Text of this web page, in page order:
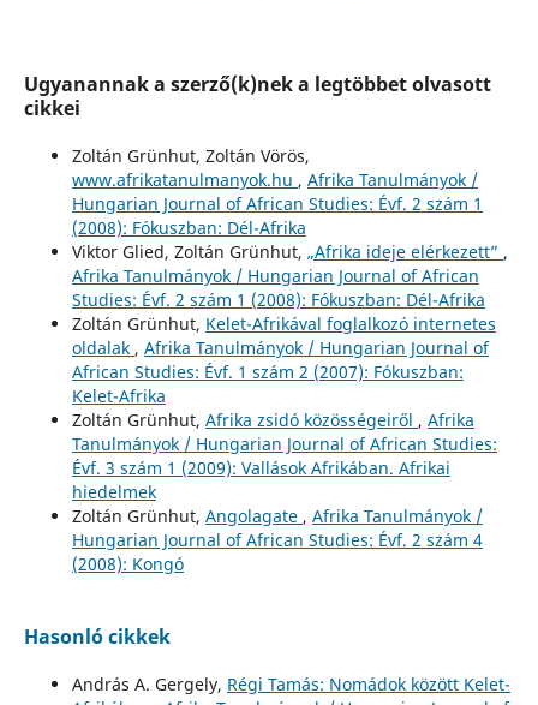
Ugyanannak a szerző(k)nek a legtöbbet olvasott
cikkei
Zoltán Grünhut, Zoltán Vörös,
www.afrikatanulmanyok.hu , Afrika Tanulmányok /
Hungarian Journal of African Studies: Évf. 2 szám 1
(2008): Fókuszban: Dél-Afrika
Viktor Glied, Zoltán Grünhut, „Afrika ideje elérkezett” ,
Afrika Tanulmányok / Hungarian Journal of African
Studies: Évf. 2 szám 1 (2008): Fókuszban: Dél-Afrika
Zoltán Grünhut, Kelet-Afrikával foglalkozó internetes
oldalak , Afrika Tanulmányok / Hungarian Journal of
African Studies: Évf. 1 szám 2 (2007): Fókuszban:
Kelet-Afrika
Zoltán Grünhut, Afrika zsidó közösségeiről , Afrika
Tanulmányok / Hungarian Journal of African Studies:
Évf. 3 szám 1 (2009): Vallások Afrikában. Afrikai
hiedelmek
Zoltán Grünhut, Angolagate , Afrika Tanulmányok /
Hungarian Journal of African Studies: Évf. 2 szám 4
(2008): Kongó
Hasonló cikkek
András A. Gergely, Régi Tamás: Nomádok között Kelet-